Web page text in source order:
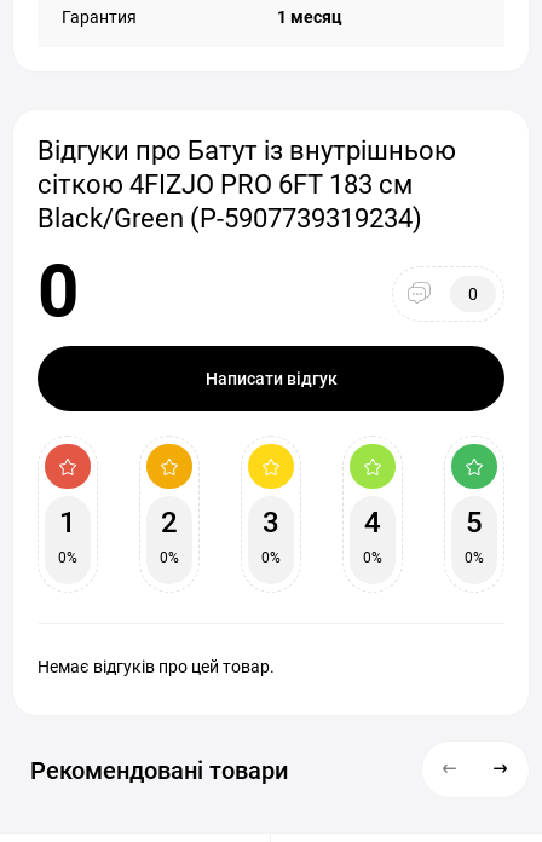
Гарантия 1 месяц
Відгуки про Батут із внутрішньою
сіткою 4FIZJO PRO 6FT 183 см
Black/Green (P-5907739319234)
0 0
Написати відгук
1
0%
2
0%
3
0%
4
0%
5
0%
Немає відгуків про цей товар.
Рекомендовані товари